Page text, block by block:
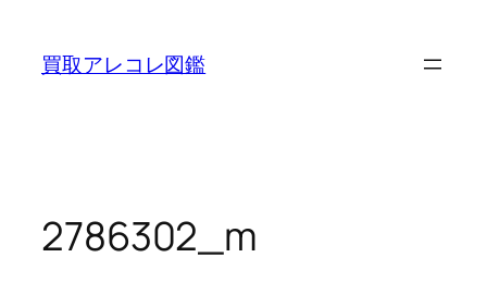
買取アレコレ図鑑
2786302_m